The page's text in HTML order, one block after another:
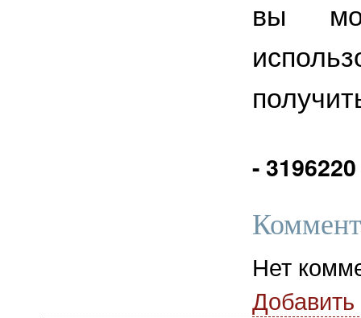
вы
- 3196220
Нет